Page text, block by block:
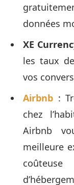
données
XE
les taux
vos
Airbnb :
chez
Airbnb
meilleure